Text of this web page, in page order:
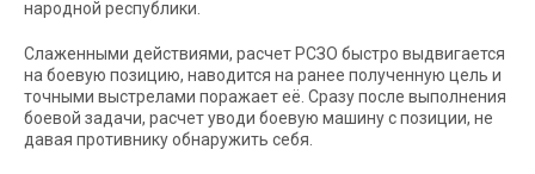
народной республики.
Слаженными действиями, расчет РСЗО быстро выдвигается
на боевую позицию, наводится на ранее полученную цель и
точными выстрелами поражает её. Сразу после выполнения
боевой задачи, расчет уводи боевую машину с позиции, не
давая противнику обнаружить себя.